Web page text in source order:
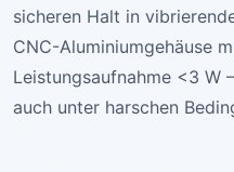
sicheren Halt in
CNC-Aluminiumgehäuse
Leistungsaufnahme <3 W
auch unter harschen